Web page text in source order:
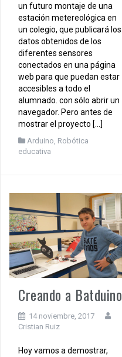
un futuro montaje de una
estación metereológica en
un colegio, que publicará los
datos obtenidos de los
diferentes sensores
conectados en una página
web para que puedan estar
accesibles a todo el
alumnado. con sólo abrir un
navegador. Pero antes de
mostrar el proyecto […]
Arduino, Robótica
educativa
Creando a Batduino
14 noviembre, 2017
Cristian Ruiz
Hoy vamos a demostrar,